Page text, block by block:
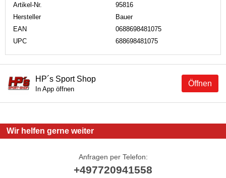
Artikel-Nr.
95816
Hersteller
Bauer
EAN
0688698481075
UPC
688698481075
Öffnen
HP´s Sport Shop
In App öffnen
Wir helfen gerne weiter
Anfragen per Telefon:
+497720941558